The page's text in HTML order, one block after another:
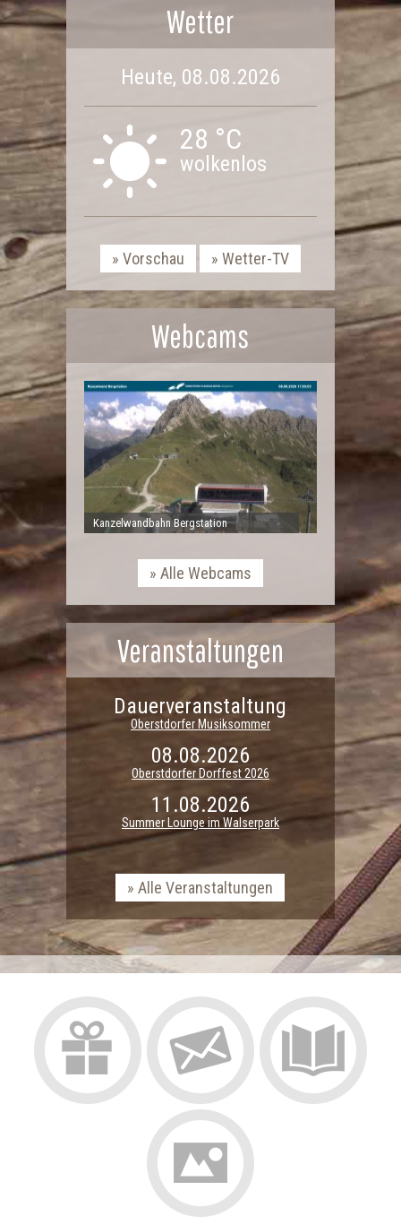
Wetter
Heute, 08.08.2026
28 °C
wolkenlos
Vorschau Wetter-TV
Webcams
Kanzelwandbahn Bergstation
Alle Webcams
Veranstaltungen
Dauerveranstaltung
Oberstdorfer Musiksommer
08.08.2026
Oberstdorfer Dorffest 2026
11.08.2026
Summer Lounge im Walserpark
Alle Veranstaltungen